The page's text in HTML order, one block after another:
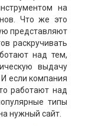
на
Что же это
представляют
раскручивать
над тем,
выдачу
если компания
работают над
типы
нужный сайт.